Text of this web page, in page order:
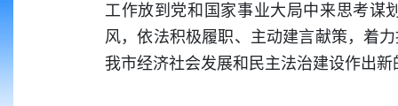
工作放到党和国家事业大局中来思考谋
风，依法积极履职、主动建言献策，着
我市经济社会发展和民主法治建设作出